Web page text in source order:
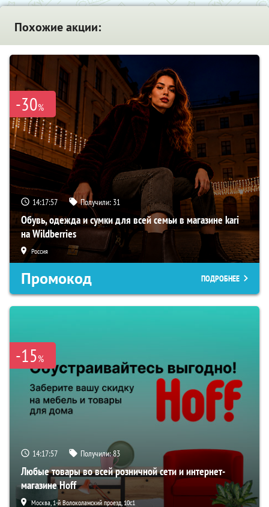
Похожие акции:
-30%
14:17:56 Получили: 31
Обувь, одежда и сумки для всей семьи в магазине kari
на Wildberries
Россия
Промокод ПОДРОБНЕЕ
-15%
14:17:56 Получили:83
Любые товары во всей розничной сети и интернет-
магазине Hoff
Москва, 1-й Волоколамский проезд, 10с1